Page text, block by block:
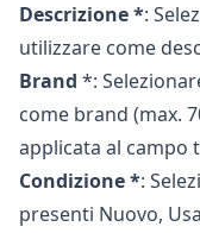
Descrizione *:
utilizzare come
Brand *:
come brand (max.
applicata al campo
Condizione *:
presenti Nuovo,